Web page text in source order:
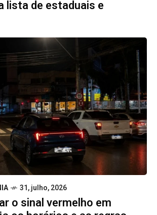
lista de estaduais e
31, julho, 2026
o sinal vermelho em